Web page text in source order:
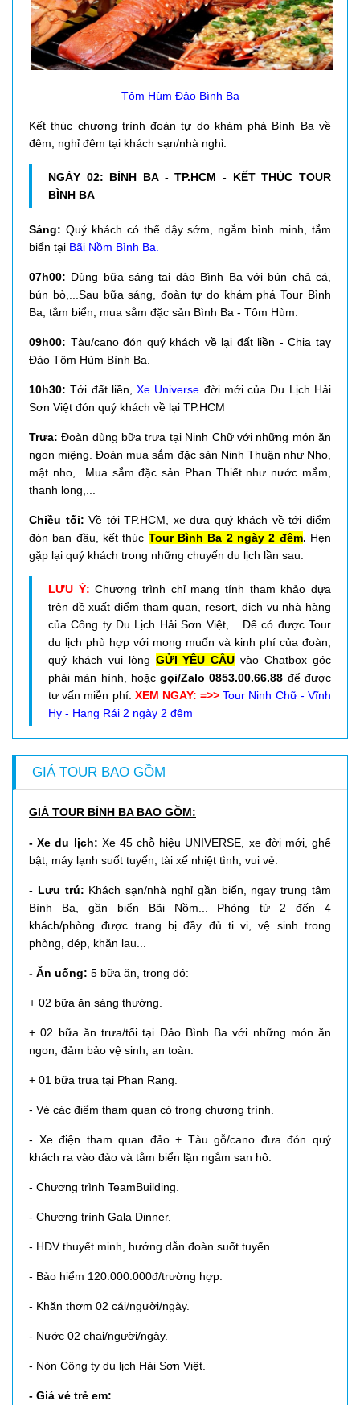
Tôm Hùm Đảo Bình Ba
Kết thúc chương trình đoàn tự do khám phá Bình Ba về
đêm, nghỉ đêm tại khách sạn/nhà nghỉ.
NGÀY 02: BÌNH BA - TP.HCM - KẾT THÚC TOUR
BÌNH BA
Sáng: Quý khách có thể dậy sớm, ngắm bình minh, tắm
biển tại Bãi Nồm Bình Ba.
07h00: Dùng bữa sáng tại đảo Bình Ba với bún chả cá,
bún bò,...Sau bữa sáng, đoàn tự do khám phá Tour Bình
Ba, tắm biển, mua sắm đặc sản Bình Ba - Tôm Hùm.
09h00: Tàu/cano đón quý khách về lại đất liền - Chia tay
Đảo Tôm Hùm Bình Ba.
10h30: Tới đất liền,Xe Universe đời mới của Du Lịch Hải
Sơn Việt đón quý khách về lại TP.HCM
Trưa: Đoàn dùng bữa trưa tại Ninh Chữ với những món ăn
ngon miệng . Đoàn mua sắm đặc sản Ninh Thuận như Nho,
mật nho,...Mua sắm đặc sản Phan Thiết như nước mắm,
thanh long,...
Chiều tối: Về tới TP.HCM, xe đưa quý khách về tới điểm
đón ban đầu, kết thúc Tour Bình Ba 2 ngày 2 đêm. Hẹn
gặp lại quý khách trong những chuyến du lịch lần sau.
LƯU Ý:Chương trình chỉ mang tính tham khảo dựa
trên đề xuất điểm tham quan, resort, dịch vụ nhà hàng
củaCông ty Du Lịch Hải Sơn Việt,... Để có được Tour
du lịch phù hợp với mong muốn và kinh phí của đoàn,
quý khách vui lòng GỬI YÊU CẦU vào Chatbox góc
phải màn hình, hoặcgọi/Zalo 0853.00.66.88 để được
tư vấn miễn phí. XEM NGAY: =>> Tour Ninh Chữ - Vĩnh
Hy - Hang Rái 2 ngày 2 đêm
GIÁ TOUR BAO GỒM
GIÁ TOUR BÌNH BA BAO GỒM:
- Xe du lịch: Xe 45 chỗ hiệu UNIVERSE, xe đời mới, ghế
bật, máy lạnh suốt tuyến, tài xế nhiệt tình, vui vẻ.
- Lưu trú: Khách sạn/nhà nghỉ gần biển, ngay trung tâm
Bình Ba, gần biển Bãi Nồm... Phòng từ 2 đến 4
khách/phòng được trang bị đầy đủ ti vi, vệ sinh trong
phòng, dép, khăn lau...
- Ăn uống: 5 bữa ăn, trong đó:
+ 02 bữa ăn sáng thường.
+ 02 bữa ăn trưa/tối tại Đảo Bình Ba với những món ăn
ngon, đảm bảo vệ sinh, an toàn.
+ 01 bữa trưa tại Phan Rang.
- Vé các điểm tham quan có trong chương trình.
- Xe điện tham quan đảo + Tàu gỗ/cano đưa đón quý
khách ra vào đảo và tắm biển lặn ngắm san hô.
- Chương trình TeamBuilding.
- Chương trình Gala Dinner.
- HDV thuyết minh, hướng dẫn đoàn suốt tuyến.
- Bảo hiểm 120.000.000đ/trường hợp.
​- Khăn thơm 02 cái/người/ngày.
​- Nước 02 chai/người/ngày.
​- Nón Công ty du lịch Hải Sơn Việt
- Giá vé trẻ em: